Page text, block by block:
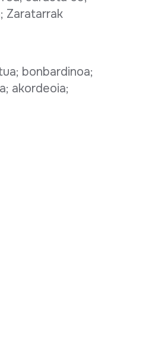
Zaratarrak
bonbardinoa;
akordeoia;